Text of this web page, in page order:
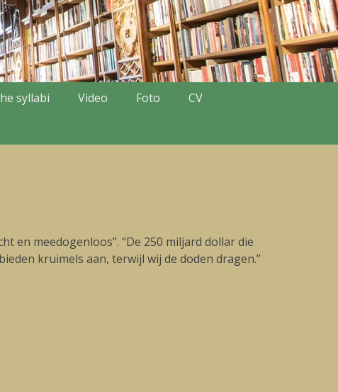
syllabi Video Foto
CV
en meedogenloos”. “De 250 miljard dollar die
kruimels aan, terwijl wij de doden dragen.”